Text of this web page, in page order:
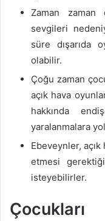
Zaman zaman
sevgileri
süre dışarıda
olabilir.
Çoğu zaman
açık hava
hakkında
yaralanmalara
Ebeveynler,
etmesi
isteyebilirler.